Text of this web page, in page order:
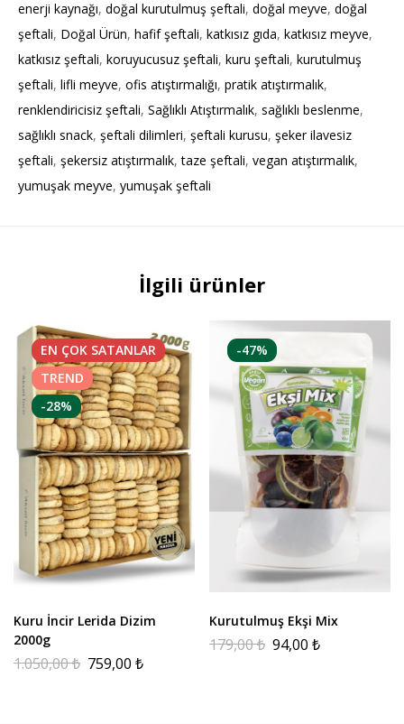
yapısıyla hem lezzetli hem de sağlıklı bir atıştırmalık sunar.
Günlük yaşamda pratik kullanım imkânı sağlar ve aileler için
güvenle tercih edilebilecek bir alternatiftir. Şimdi sipariş
vererek doğal şeftali lezzetini en saf haliyle
deneyimleyebilirsiniz.
enerji kaynağı, doğal kurutulmuş şeftali, doğal meyve, doğal
şeftali, Doğal Ürün, hafif şeftali, katkısız gıda, katkısız meyve,
katkısız şeftali, koruyucusuz şeftali, kuru şeftali, kurutulmuş
şeftali, lifli meyve, ofis atıştırmalığı, pratik atıştırmalık,
renklendiricisiz şeftali, Sağlıklı Atıştırmalık, sağlıklı beslenme,
sağlıklı snack, şeftali dilimleri, şeftali kurusu, şeker ilavesiz
şeftali, şekersiz atıştırmalık,taze şeftali, vegan atıştırmalık,
yumuşak meyve, yumuşak şeftali
İlgili ürünler
EN ÇOK SATANLAR
TREND
-28%
Kuru İncir Lerida Dizim
2000g
1.050,00₺ 759,00 ₺
-47%
Kurutulmuş Ekşi Mix
179,00₺ 94,00 ₺